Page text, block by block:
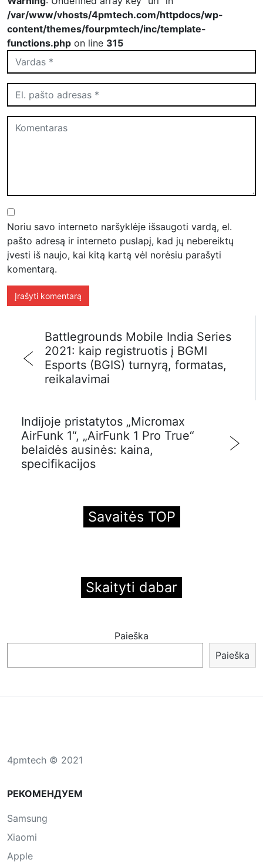
/var/www/vhosts/4pmtech.com/httpdocs/wp-
content/themes/fourpmtech/inc/template-
functions.php on line 315
Noriu savo interneto naršyklėje išsaugoti vardą, el.
pašto adresą ir interneto puslapį, kad jų nebereiktų
įvesti iš naujo, kai kitą kartą vėl norėsiu parašyti
komentarą.
Battlegrounds Mobile India Series
2021: kaip registruotis į BGMI
Esports (BGIS) turnyrą, formatas,
reikalavimai
Indijoje pristatytos „Micromax
AirFunk 1“, „AirFunk 1 Pro True“
belaidės ausinės: kaina,
specifikacijos
Savaitės TOP
Skaityti dabar
Paieška
Paieška
4pmtech © 2021
РЕКОМЕНДУЕМ
Samsung
Xiaomi
Apple